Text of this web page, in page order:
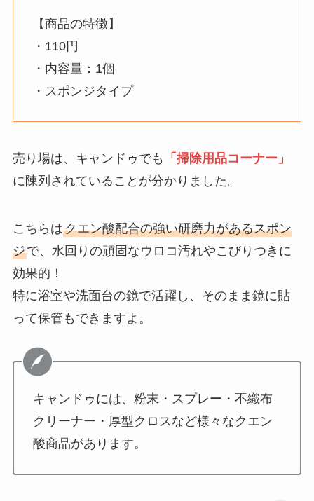
【商品の特徴】
・110円
・内容量：1個
・スポンジタイプ
売り場は、キャンドゥでも
「掃除用品コーナー」
に陳列されていることが分かりました。
こちらはクエン酸配合の強い研磨力があるスポン
ジで、水回りの頑固なウロコ汚れやこびりつきに
効果的！
特に浴室や洗面台の鏡で活躍し、そのまま鏡に貼
って保管もできますよ。
キャンドゥには、粉末・スプレー・不織布
クリーナー・厚型クロスなど様々なクエン
酸商品があります。